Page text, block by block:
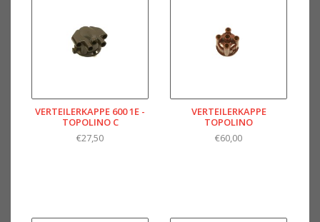
VERTEILERKAPPE 600 1E -
TOPOLINO C
€27,50
VERTEILERKAPPE
TOPOLINO
€60,00